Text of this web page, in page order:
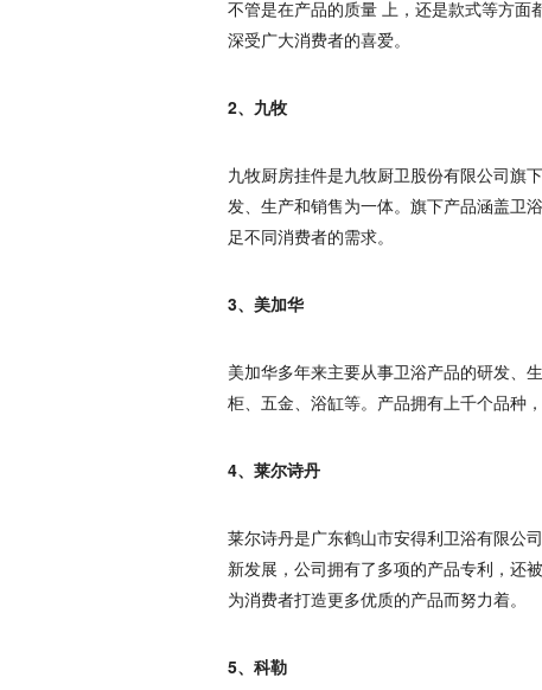
不管是在产品的质量 上，还是款式等方面
深受广大消费者的喜爱。
2、九牧
九牧厨房挂件是九牧厨卫股份有限公司旗
发、生产和销售为一体。旗下产品涵盖卫
足不同消费者的需求。
3、美加华
美加华多年来主要从事卫浴产品的研发、
柜、五金、浴缸等。产品拥有上千个品种
4、莱尔诗丹
莱尔诗丹是广东鹤山市安得利卫浴有限公
新发展，公司拥有了多项的产品专利，还
为消费者打造更多优质的产品而努力着。
5、科勒